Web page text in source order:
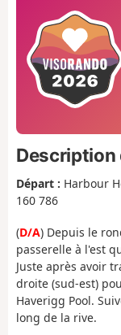
Description
Départ : Harbour
160 786
(D/A) Depuis le
passerelle à l'est
Juste après avoir
droite (sud-est)
Haverigg Pool.
long de la rive.